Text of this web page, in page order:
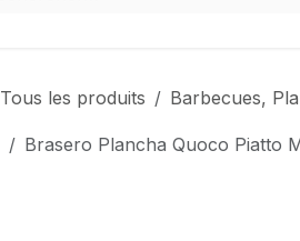
Tous les produits Barbecues,
Brasero Plancha Quoco Piatto